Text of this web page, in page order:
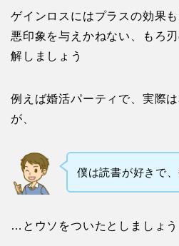
が、
…とウソをついたとしましょう
読書好きな女性であった場合
感を得られる「類似性の法則